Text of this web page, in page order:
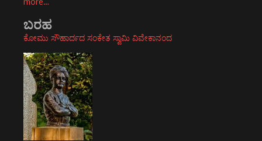
ಬರಹ
ಕೋಮು ಸೌಹಾರ್ದದ ಸಂಕೇತ ಸ್ವಾಮಿ ವಿವೇಕಾನಂದ